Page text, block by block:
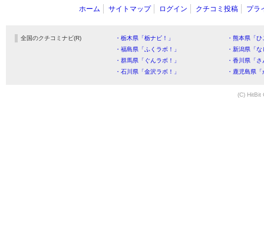
ホーム サイトマップ ログイン クチコミ投稿 プラ
全国のクチコミナビ(R) ・栃木県「栃ナビ！」
・熊本県「
・福島県「ふくラボ！」
・新潟県「
・群馬県「ぐんラボ！」
・香川県「
・石川県「金沢ラボ！」
・鹿児島県
(C) HitBit